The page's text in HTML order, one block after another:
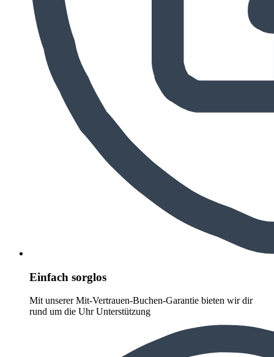
Einfach sorglos
Mit unserer Mit-Vertrauen-Buchen-Garantie bieten wir dir
rund um die Uhr Unterstützung